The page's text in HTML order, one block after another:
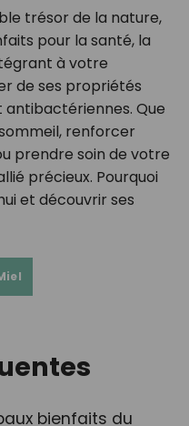
trésor de la nature,
pour la santé, la
à votre
de ses propriétés
Que
renforcer
prendre soin de votre
précieux. Pourquoi
et découvrir ses
bienfaits du